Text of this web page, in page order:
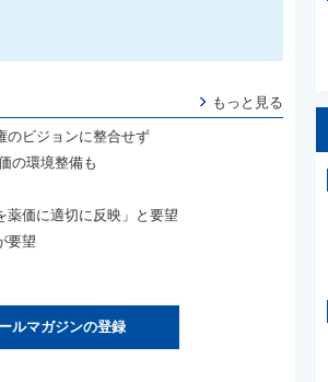
もっと見る
ビジョンに整合せず
の環境整備も
価に適切に反映」と要望
要望
ルマガジンの登録